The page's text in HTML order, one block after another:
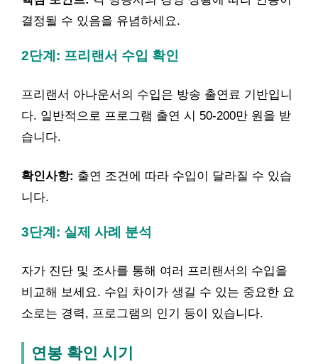
결정될 수 있음을 유념하세요.
2단계: 프리랜서 수입 확인
프리랜서 아나운서의 수입은 방송 출연료 기반입니
다. 일반적으로 프로그램 출연 시 50-200만 원을 받
습니다.
확인사항: 출연 조건에 따라 수입이 달라질 수 있습
니다.
3단계: 실제 사례 분석
자가 진단 및 조사를 통해 여러 프리랜서의 수입을
비교해 보세요. 수입 차이가 생길 수 있는 중요한 요
소로는 경력, 프로그램의 인기 등이 있습니다.
연봉 확인 시기